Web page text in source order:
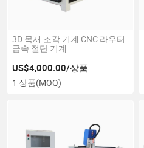
3D 목재 조각 기계 CNC 라우터
금속 절단 기계
US$4,000.00/상품
1 상품(MOQ)